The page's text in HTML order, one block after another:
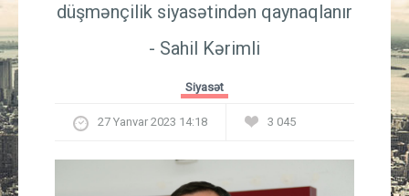
Hadisə
düşmənçilik siyasətindən qaynaqlanır
- Sahil Kərimli
Siyasət
27 Yanvar 2023 14:18 3 045